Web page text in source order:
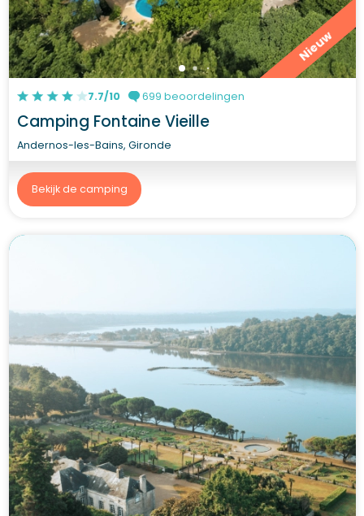
Nieuw
7.7/10 699 beoordelingen
Camping Fontaine Vieille
Andernos-les-Bains, Gironde
Bekijk de camping